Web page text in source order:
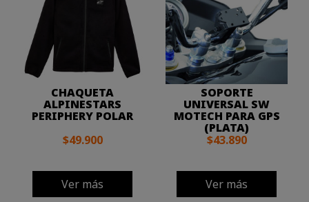
CHAQUETA
ALPINESTARS
PERIPHERY POLAR
$49.900
Ver más
SOPORTE
UNIVERSAL SW
MOTECH PARA GPS
(PLATA)
$43.890
Ver más